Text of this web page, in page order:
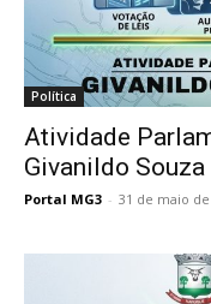
Política
Atividade
Givanildo
Portal MG3 - 31 de maio de